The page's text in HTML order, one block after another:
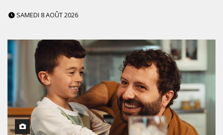
SAMEDI 8 AOÛT 2026